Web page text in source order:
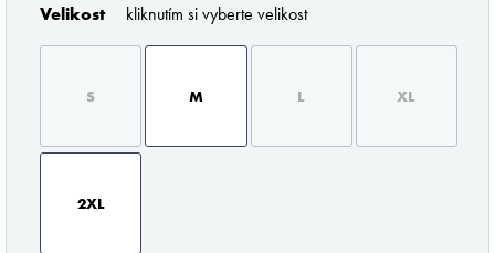
Velikost kliknutím si vyberte velikost
S M L XL
2XL